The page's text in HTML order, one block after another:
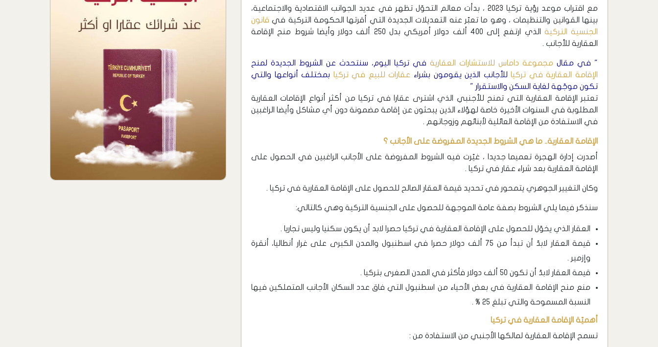
مع اقتراب موعد رؤية تركيا 2023 ، بدأت معالم التحوّل تظهر في عديد الجوانب الاقتصادية والاجتماعية،
بينها القوانين والتنظيمات ، وهو ما تعبّر عنه التعديلات الجديدة التي أقرتها الحكومة التركية في قانون
الجنسية التركية
الذي ارتفع إلى 400 ألف دولار أمريكي بدل 250 ألف دولار وأيضا شروط منح الإقامة
العقارية للأجانب .
" في مقال مجموعة داماس للاستشارات العقارية في تركيا اليوم، سنتحدث عن الشروط الجديدة لمنح
الإقامة العقارية في تركيا للأجانب الذين يقومون بشراء عقارات للبيع في تركيا
بمختلف أنواعها والتي
تكون موجّهة لغاية السكن والاستقرار "
تعتبر الإقامة العقارية التي تمنح للأجنبي الذي اشترى عقارا في تركيا من أكثر أنواع الإقامات العقارية
المطلوبة في السنوات الأخيرة خاصة لهؤلاء الذين يبحثون عن إقامة مضمونة دون أي مشاكل وأيضا الراغبين
في الاستفادة من الإقامة العائلية لأبنائهم وزوجاتهم .
الإقامة العقارية.. ما هي الشروط الجديدة المفروضة على الأجانب ؟
أصدرت إدارة الهجرة تعميما جديدا ، غيّرت فيه الشروط المفروضة على الأجانب الراغبين في الحصول على
الإقامة العقارية بعد شراء عقار في تركيا .
وكان التغيير الجوهري يتمحور في تحديد قيمة العقار الصالح للحصول على الإقامة العقارية في تركيا .
سنذكر فيما يلي الشروط بصفة عامة الموجهة للحصول على الجنسية التركية وهي كالتالي:
العقار الذي يخوّل للحصول على الإقامة العقارية في تركيا حصرا لابد أن يكون سكنيا وليس تجاريا .
قيمة العقار لابدّ أن تبدأ من 75 ألف دولار حصرا في اسطنبول والمدن الكبرى على غرار أنطاليا، أنقرة
وإزمير .
قيمة العقار لابدّ أن تكون 50 ألف دولار فأكثر في المدن الصغرى بتركيا .
منع منح الإقامة العقارية في بعض الأحياء من اسطنبول التي فاق عدد السكان الأجانب المتملكين فيها
النسبة المسموحة والتي تبلغ 25 % .
أهميّة الإقامة العقارية في تركيا
تسمح الإقامة العقارية لمالكها الأجنبي من الاستفادة من :